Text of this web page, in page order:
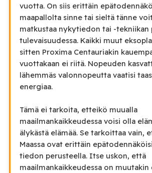
vuotta. On siis erittäin
maapallolta sinne tai sieltä tänne
matkustaa nykytiedon tai -tekniikan
tulevaisuudessa. Kaikki muut
sitten Proxima Centauriakin
vuottakaan ei riitä. Nopeuden
lähemmäs valonnopeutta vaatisi
energiaa.
Tämä ei tarkoita, etteikö muualla
maailmankaikkeudessa voisi olla
älykästä elämää. Se tarkoittaa vain,
Maassa ovat erittäin
tiedon perusteella. Itse uskon, että
maailmankaikkeudessa on muutakin